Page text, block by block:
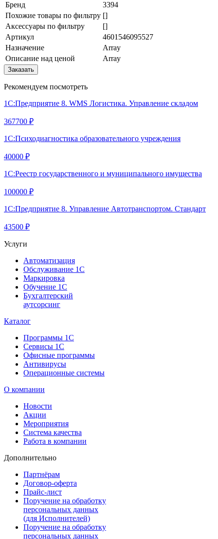
Бренд
3394
Похожие товары по фильтру []
Аксессуары по фильтру
[]
Артикул
4601546095527
Назначение
Array
Описание над ценой
Array
Заказать
Рекомендуем посмотреть
1С:Предприятие 8. WMS Логистика. Управление складом
367700 ₽
1С:Психодиагностика образовательного учреждения
40000 ₽
1С:Реестр государственного и муниципального имущества
100000 ₽
1С:Предприятие 8. Управление Автотранспортом. Стандарт
43500 ₽
Услуги
Автоматизация
Обслуживание 1С
Маркировка
Обучение 1С
Бухгалтерский
аутсорсинг
Каталог
Программы 1С
Сервисы 1С
Офисные программы
Антивирусы
Операционные системы
О компании
Новости
Акции
Мероприятия
Система качества
Работа в компании
Дополнительно
Партнёрам
Договор-оферта
Прайс-лист
Поручение на обработку
персональных данных
(для Исполнителей)
Поручение на обработку
персональных данных